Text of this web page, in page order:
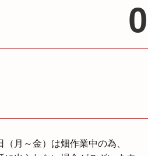
⽉～⾦）は畑作業中の為、